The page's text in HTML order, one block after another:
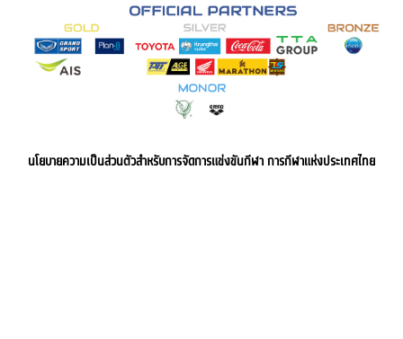
นโยบายความเป็นส่วนตัวสำหรับการจัดการแข่งขันกีฬา การกีฬาแห่งประเทศไทย